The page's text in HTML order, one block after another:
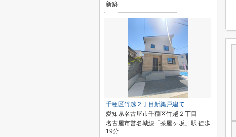
新築
千種区竹越２丁目新築戸建て
愛知県名古屋市千種区竹越２丁目
名古屋市営名城線「茶屋ヶ坂」駅 徒歩
19分